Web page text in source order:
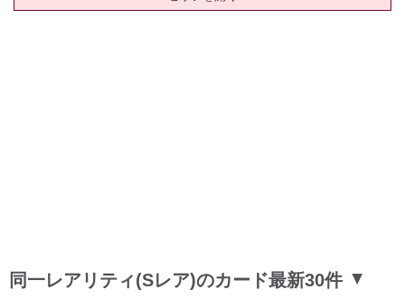
同一レアリティ(Sレア)のカード最新30件 ▲